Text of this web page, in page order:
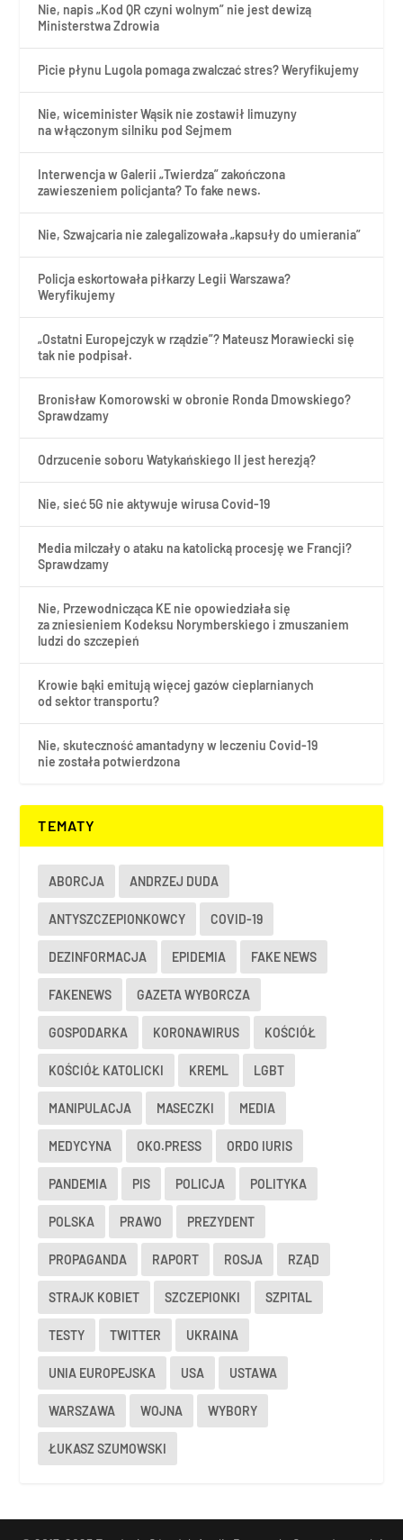
Nie, napis „Kod QR czyni wolnym” nie jest dewizą
Ministerstwa Zdrowia
Picie płynu Lugola pomaga zwalczać stres? Weryfikujemy
Nie, wiceminister Wąsik nie zostawił limuzyny
na włączonym silniku pod Sejmem
Interwencja w Galerii „Twierdza” zakończona
zawieszeniem policjanta? To fake news.
Nie, Szwajcaria nie zalegalizowała „kapsuły do umierania”
Policja eskortowała piłkarzy Legii Warszawa?
Weryfikujemy
„Ostatni Europejczyk w rządzie”? Mateusz Morawiecki się
tak nie podpisał.
Bronisław Komorowski w obronie Ronda Dmowskiego?
Sprawdzamy
Odrzucenie soboru Watykańskiego II jest herezją?
Nie, sieć 5G nie aktywuje wirusa Covid-19
Media milczały o ataku na katolicką procesję we Francji?
Sprawdzamy
Nie, Przewodnicząca KE nie opowiedziała się
za zniesieniem Kodeksu Norymberskiego i zmuszaniem
ludzi do szczepień
Krowie bąki emitują więcej gazów cieplarnianych
od sektor transportu?
Nie, skuteczność amantadyny w leczeniu Covid-19
nie została potwierdzona
TEMATY
ABORCJA ANDRZEJ DUDA
ANTYSZCZEPIONKOWCY COVID-19
DEZINFORMACJA EPIDEMIA FAKE NEWS
FAKENEWS GAZETA WYBORCZA
GOSPODARKA KORONAWIRUS KOŚCIÓŁ
KOŚCIÓŁ KATOLICKI KREML LGBT
MANIPULACJA MASECZKI MEDIA
MEDYCYNA OKO.PRESS ORDO IURIS
PANDEMIA PIS POLICJA POLITYKA
POLSKA PRAWO PREZYDENT
PROPAGANDA RAPORT ROSJA RZĄD
STRAJK KOBIET SZCZEPIONKI SZPITAL
TESTY TWITTER UKRAINA
UNIA EUROPEJSKA USA USTAWA
WARSZAWA WOJNA WYBORY
ŁUKASZ SZUMOWSKI